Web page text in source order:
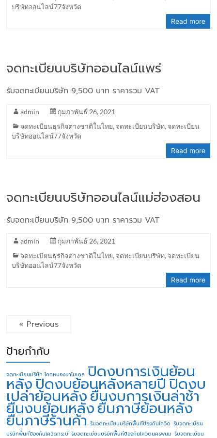
บริษัทออนไลน์77จังหวัด
Read more
จดทะเบียนบริษัทออนไลน์แพร่
รับจดทะเบียนบริษัท 9,500 บาท ราคารวม VAT
admin
กุมภาพันธ์ 26, 2021
จดทะเบียนธุรกิจต่างชาติในไทย, จดทะเบียนบริษัท, จดทะเบียน
บริษัทออนไลน์77จังหวัด
Read more
จดทะเบียนบริษัทออนไลน์แม่ฮ่องสอน
รับจดทะเบียนบริษัท 9,500 บาท ราคารวม VAT
admin
กุมภาพันธ์ 26, 2021
จดทะเบียนธุรกิจต่างชาติในไทย, จดทะเบียนบริษัท, จดทะเบียน
บริษัทออนไลน์77จังหวัด
Read more
« Previous
ป้ายกำกับ
จดทะเบียนบริษัท โคกหนองนาโมเดล ปิดงบการเงินย้อน
หลังปิดงบย้อนหลังหลายปี ปิดงบ
เปล่าย้อนหลังยื่นงบการเงินล่าช้า
ยื่นงบย้อนหลังยื่นภาษีย้อนหลัง
ยื่นภาษีร้านค้า รับจดทะเบียนบริษัทพื้นทีป้องกันโควิด รับจดทะเบียน
บริษัทพื้นทีป้องกันโควิดกระบี่ รับจดทะเบียนบริษัทพื้นทีป้องกันโควิดนครพนม รับจดทะเบียน